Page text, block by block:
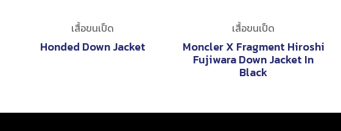
เสื้อขนเป็ด
Honded Down Jacket
เสื้อขนเป็ด
Moncler X Fragment Hiroshi
Fujiwara Down Jacket In
Black